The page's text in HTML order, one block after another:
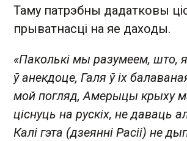
Таму патрэбны дадатковы
прыватнасці на яе даходы.
«Паколькі мы разумеем, што,
ў анекдоце, Галя ў іх
мой погляд, Амерыцы крыху
ціснуць на рускіх, не даваць
Калі гэта (дзеянні Расіі) не